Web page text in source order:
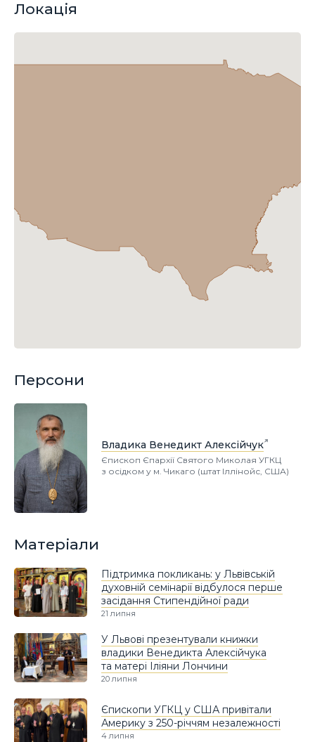
Локація
Персони
Владика Венедикт Алексійчук
Єпископ Єпархії Святого Миколая УГКЦ
з осідком у м. Чикаго (штат Іллінойс, США)
Матеріали
Підтримка покликань: у Львівській
духовній семінарії відбулося перше
засідання Стипендійної ради
21 липня
У Львові презентували книжки
владики Венедикта Алексійчука
та матері Іліяни Лончини
20 липня
Єпископи УГКЦ у США привітали
Америку з 250-річчям незалежності
4 липня